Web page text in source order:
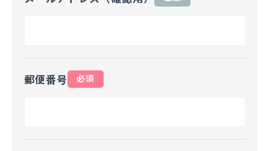
郵便番号 必須